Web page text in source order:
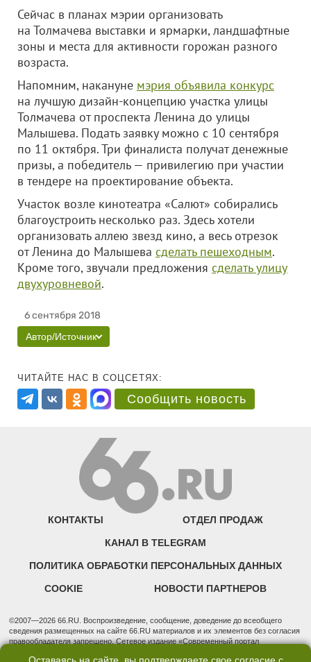
Сейчас в планах мэрии организовать
на Толмачева выставки и ярмарки, ландшафтные
зоны и места для активности горожан разного
возраста.
Напомним, накануне мэрия объявила конкурс
на лучшую дизайн-концепцию участка улицы
Толмачева от проспекта Ленина до улицы
Малышева. Подать заявку можно с 10 сентября
по 11 октября. Три финалиста получат денежные
призы, а победитель — привилегию при участии
в тендере на проектирование объекта.
Участок возле кинотеатра «Салют» собирались
благоустроить несколько раз. Здесь хотели
организовать аллею звезд кино, а весь отрезок
от Ленина до Малышева сделать пешеходным.
Кроме того, звучали предложения сделать улицу
двухуровневой.
6 сентября 2018
Автор/Источник
ЧИТАЙТЕ НАС В СОЦСЕТЯХ:
Сообщить новость
КОНТАКТЫ ОТДЕЛ ПРОДАЖ
КАНАЛ В TELEGRAM
ПОЛИТИКА ОБРАБОТКИ ПЕРСОНАЛЬНЫХ ДАННЫХ
COOKIE НОВОСТИ ПАРТНЕРОВ
©2007—2026 66.RU. Воспроизведение, сообщение, доведение до всеобщего
сведения размещенных на сайте 66.RU материалов и их элементов без согласия
правообладателя запрещено. Сетевое издание «Современный портал